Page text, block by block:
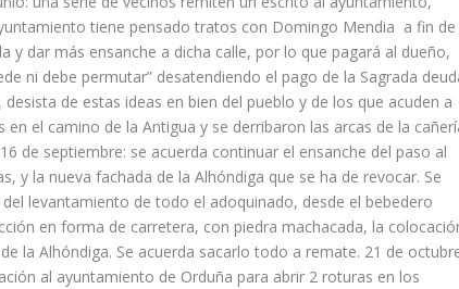
tiene pensado tratos con Domingo Mendia a fin de
y dar más ensanche a dicha calle, por lo que pagará al dueño,
ni debe permutar” desatendiendo el pago de la Sagrada
de estas ideas en bien del pueblo y de los que acuden a
el camino de la Antigua y se derribaron las arcas de la
de septiembre: se acuerda continuar el ensanche del paso al
y la nueva fachada de la Alhóndiga que se ha de revocar. Se
levantamiento de todo el adoquinado, desde el bebedero
en forma de carretera, con piedra machacada, la
la Alhóndiga. Se acuerda sacarlo todo a remate. 21 de
al ayuntamiento de Orduña para abrir 2 roturas en los